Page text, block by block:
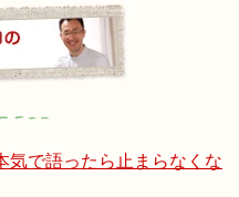
気で語ったら止まらなくな